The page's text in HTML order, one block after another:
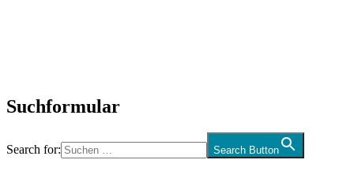
Suchformular
Search for: Search Button